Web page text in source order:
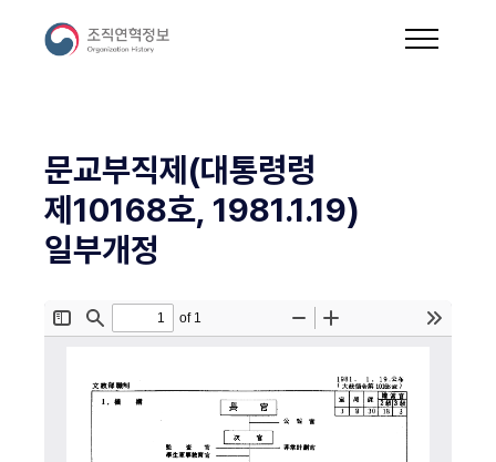
문교부직제(대통령령
제10168호, 1981.1.19)
일부개정